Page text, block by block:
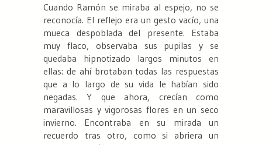
Cuando Ramón se miraba al espejo, no se
reconocía. El reflejo era un gesto vacío, una
mueca despoblada del presente. Estaba
muy flaco, observaba sus pupilas y se
quedaba hipnotizado largos minutos en
ellas: de ahí brotaban todas las respuestas
que a lo largo de su vida le habían sido
negadas. Y que ahora, crecían como
maravillosas y vigorosas flores en un seco
invierno. Encontraba en su mirada un
recuerdo tras otro, como si abriera un